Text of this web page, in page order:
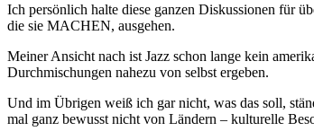
Ich persönlich halte diese ganzen Diskussionen für
die sie MACHEN, ausgehen.
Meiner Ansicht nach ist Jazz schon lange kein
Durchmischungen nahezu von selbst ergeben.
Und im Übrigen weiß ich gar nicht, was das soll,
mal ganz bewusst nicht von Ländern – kulturelle